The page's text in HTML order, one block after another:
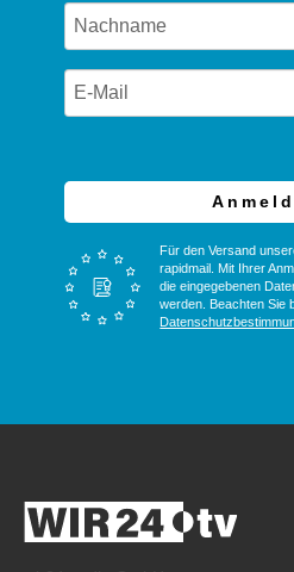
Für den Versand
rapidmail. Mit Ihrer
die eingegebenen
werden. Beachten Sie